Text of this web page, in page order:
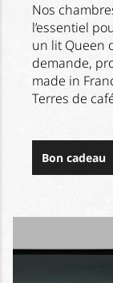
Nos
l’essentiel
un lit Queen
demande,
made in
Terres de
Bon cadeau